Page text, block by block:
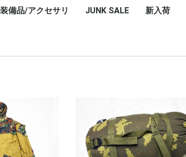
Original sticker
Original item
Vintage・Weathering
AK Custom
装備品/アクセサリ JUNK SALE 新入荷